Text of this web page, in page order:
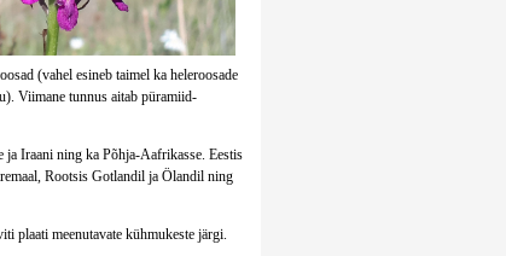
(vahel esineb taimel ka heleroosade
Viimane tunnus aitab püramiid-
ja Iraani ning ka Põhja-Aafrikasse. Eestis
Rootsis Gotlandil ja Ölandil ning
plaati meenutavate kühmukeste järgi.